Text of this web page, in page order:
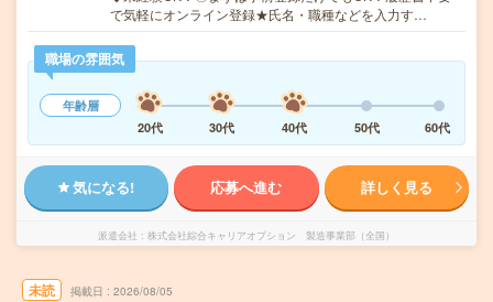
で気軽にオンライン登録★氏名・職種などを入力す…
職場の雰囲気
年齢層
20代
30代 40代 50代 60代
気になる! 応募へ進む 詳しく見る
派遣会社 株式会社綜合キャリアオプション 製造事業部（全国）
未読 掲載日 2026/08/05